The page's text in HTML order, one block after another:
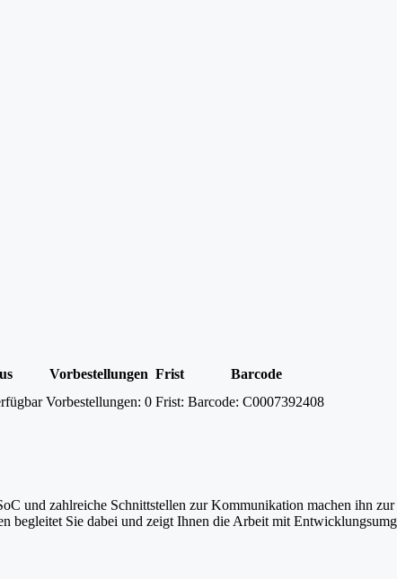
Vorbestellungen Frist
Barcode
Vorbestellungen: 0 Frist: Barcode: C0007392408
und zahlreiche Schnittstellen zur Kommunikation machen ihn
Sie dabei und zeigt Ihnen die Arbeit mit